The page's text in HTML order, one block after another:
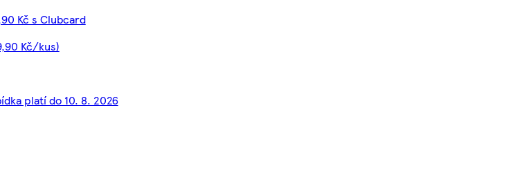
Kč s Clubcard
Kč/kus)
platí do 10. 8. 2026